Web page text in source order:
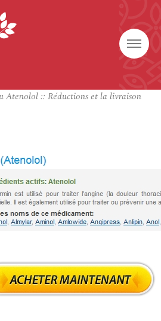
Atenolol :: Réductions et la livraison